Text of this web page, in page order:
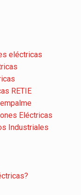
eléctricas
RETIE
Eléctricas
Industriales